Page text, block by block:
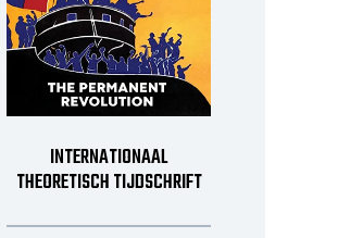
INTERNATIONAAL
THEORETISCH TIJDSCHRIFT